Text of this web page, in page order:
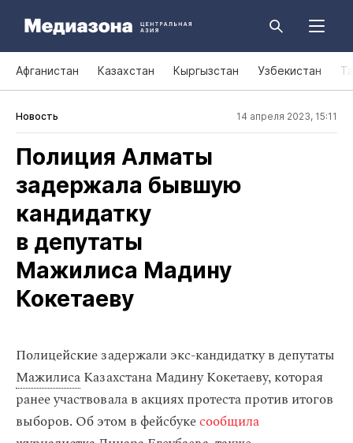
Афганистан Казахстан Кыргызстан Узбекистан
Новость 14 апреля 2023, 15:11
Полиция Алматы
задержала бывшую
кандидатку
в депутаты
Мажилиса Мадину
Кокетаеву
Полицейские задержали экс-кандидатку в депутаты
МажилисаКазахстана Мадину Кокетаеву, которая
ранее участвовала в акциях протеста против итогов
выборов. Об этом в фейсбукесообщила